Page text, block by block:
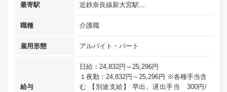
最寄駅 近鉄奈良線新大宮駅...
職種 介護職
雇用形態 アルバイト・パート
給与
日給：24,832円～25,296円
１夜勤：24,832円～25,296円 ※各種手当含
む 【別途支給】 早出、遅出手当 300円/